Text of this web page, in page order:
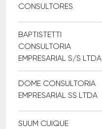
CONSULTORES
BAPTISTETTI
CONSULTORIA
EMPRESARIAL S/S LTDA
DOME CONSULTORIA
EMPRESARIAL SS LTDA
SUUM CUIQUE